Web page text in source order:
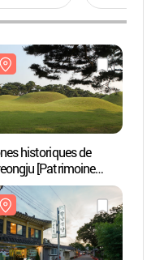
historiques de
[Patrimoine
de l’UNESCO]
역사유적지구)